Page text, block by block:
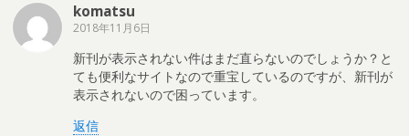
komatsu
2018年11月6日
新刊が表示されない件はまだ直らないのでしょうか？と
ても便利なサイトなので重宝しているのですが、新刊が
表示されないので困っています。
返信